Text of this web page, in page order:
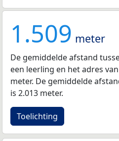
1.509 meter
De gemiddelde afstand
een leerling en het adres
meter. De gemiddelde
is 2.013 meter.
Toelichting